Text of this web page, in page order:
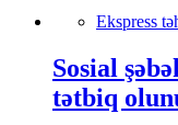
Ekspress
Sosial
tətbiq